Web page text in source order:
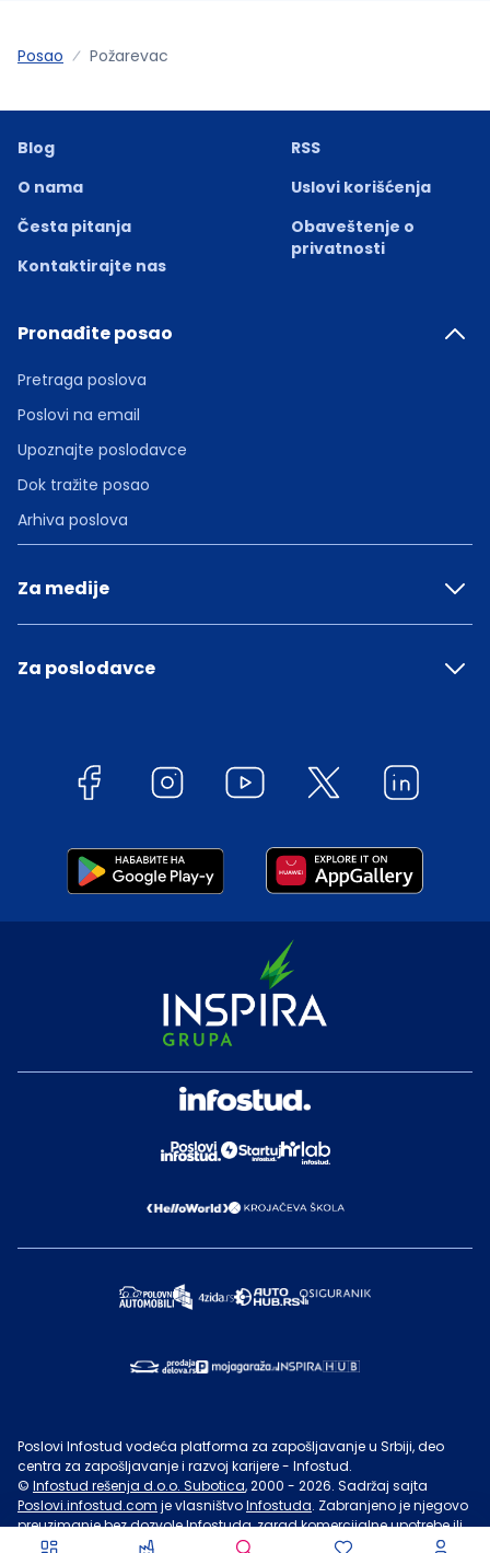
Posao Požarevac
Blog
O nama
Česta pitanja
Kontaktirajte nas
RSS
Uslovi korišćenja
Obaveštenje o
privatnosti
Pronađite posao
Pretraga poslova
Poslovi na email
Upoznajte poslodavce
Dok tražite posao
Arhiva poslova
Za medije
Za poslodavce
Poslovi Infostud vodeća platforma za zapošljavanje u Srbiji, deo
centra za zapošljavanje i razvoj karijere - Infostud.
© Infostud rešenja d.o.o. Subotica, 2000 - 2026. Sadržaj sajta
Poslovi.infostud.com je vlasništvoInfostuda. Zabranjeno je njegovo
preuzimanje bez dozvoleInfostuda, zarad komercijalne upotrebe ili
u druge svrhe, osim za lične potrebe posetilaca sajta.